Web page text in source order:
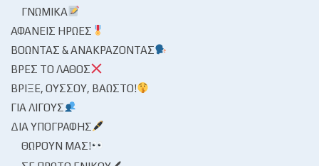
ΓΝΩΜΙΚΆ
ΑΦΑΝΕΊΣ ΉΡΩΕΣ
ΒΟΏΝΤΑΣ & ΑΝΑΚΡΆΖΟΝΤΑΣ
ΒΡΕΣ ΤΟ ΛΆΘΟΣ
ΒΡΊΞΕ, ΟΎΣΣΟΥ, ΒΆΩΣΤΟ!
ΓΙΑ ΛΊΓΟΥΣ
ΔΙΑ ΥΠΟΓΡΑΦΉΣ
ΘΩΡΟΎΝ ΜΑΣ!